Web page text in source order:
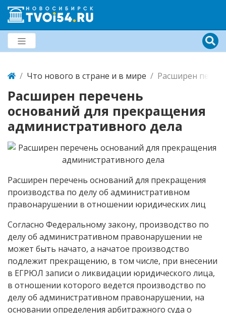
Что нового в стране и в мире Расширен
Расширен перечень
оснований для прекращения
административного дела
Расширен перечень оснований для прекращения
производства по делу об административном
правонарушении в отношении юридических лиц
Согласно Федеральному закону, производство по
делу об административном правонарушении не
может быть начато, а начатое производство
подлежит прекращению, в том числе, при внесении
в ЕГРЮЛ записи о ликвидации юридического лица,
в отношении которого ведется производство по
делу об административном правонарушении, на
основании определения арбитражного суда о